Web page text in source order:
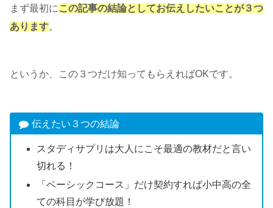
まず最初に この記事の結論としてお伝えしたいことが３つ
あります。
というか、この３つだけ知ってもらえればOKです。
伝えたい３つの結論
スタディサプリは大人にこそ最適の教材だと言い
切れる！
「ベーシックコース」だけ契約すれば小中高の全
ての科目が学び放題！